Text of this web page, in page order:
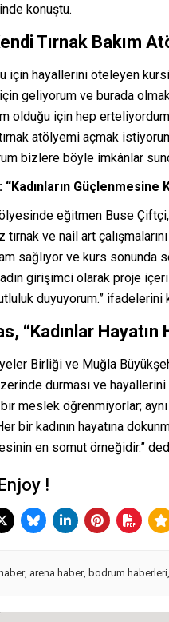
konuştu.
Tırnak Bakım
için hayallerini öteleyen
geliyorum ve burada
olduğu için hep
atölyemi açmak
bizlere böyle imkânlar
Güçlenmesine
eğitmen Buse
tırnak ve nail art
sağlıyor ve kurs sonunda
girişimci olarak proje
duyuyorum.” ifadelerini
“Kadınlar Hayatın
Birliği ve Muğla
durması ve
meslek öğrenmiyorlar;
bir kadının hayatına
en somut örneğidir.”
!
, arena haber, bodrum haberleri,